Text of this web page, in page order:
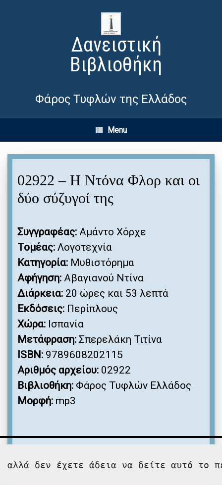
Δανειστική
Βιβλιοθήκη
Φάρος Τυφλών της Ελλάδος
Menu
02922 – Η Ντόνα Φλορ και οι
δύο σύζυγοί της
Συγγραφέας: Αμάντο Χόρχε
Τομέας: Λογοτεχνία
Κατηγορία: Μυθιστόρημα
Αφήγηση: Αβαγιανού Ντίνα
Διάρκεια: 20 ώρες και 53 λεπτά
Εκδόσεις: Περίπλους
Χώρα: Ισπανία
Μετάφραση: Σπερελάκη Τιτίνα
ISBN: 9789608202115
Αριθμός αρχείου: 02922
Βιβλιοθήκη: Φάρος Τυφλών Ελλάδος
Μορφή: mp3
αλλά δεν έχετε άδεια να δείτε αυτό το